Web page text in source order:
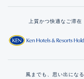
上質かつ快適なご滞在
風までも、思い出になる